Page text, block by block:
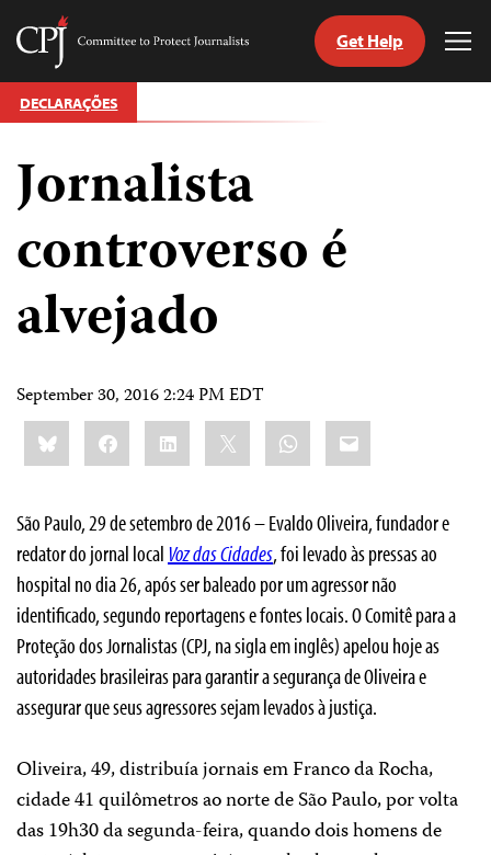
Skip
to
Committee
Journalists
Get Help
DECLARAÇÕES
Jornalista
controverso é
alvejado
September 30, 2016 2:24 PM EDT
Share
this:BlueskyFacebookLinkedIn WhatsApp
Email
São Paulo, 29 de setembro de 2016 – Evaldo Oliveira, fundador e
redator do jornal local Voz das Cidades, foi levado às pressas ao
hospital no dia 26, após ser baleado por um agressor não
identificado, segundo reportagens e fontes locais. O Comitê para a
Proteção dos Jornalistas (CPJ, na sigla em inglês) apelou hoje as
autoridades brasileiras para garantir a segurança de Oliveira e
assegurar que seus agressores sejam levados à justiça.
Oliveira, 49, distribuía jornais em Franco da Rocha,
cidade 41 quilômetros ao norte de São Paulo, por volta
das 19h30 da segunda-feira, quando dois homens de